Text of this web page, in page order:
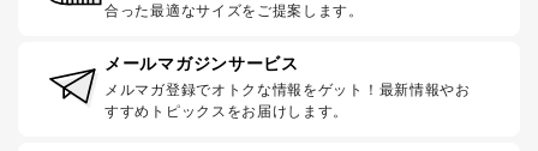
合った最適なサイズをご提案します。
メールマガジンサービス
メルマガ登録でオトクな情報をゲット！最新情報やお
すすめトピックスをお届けします。